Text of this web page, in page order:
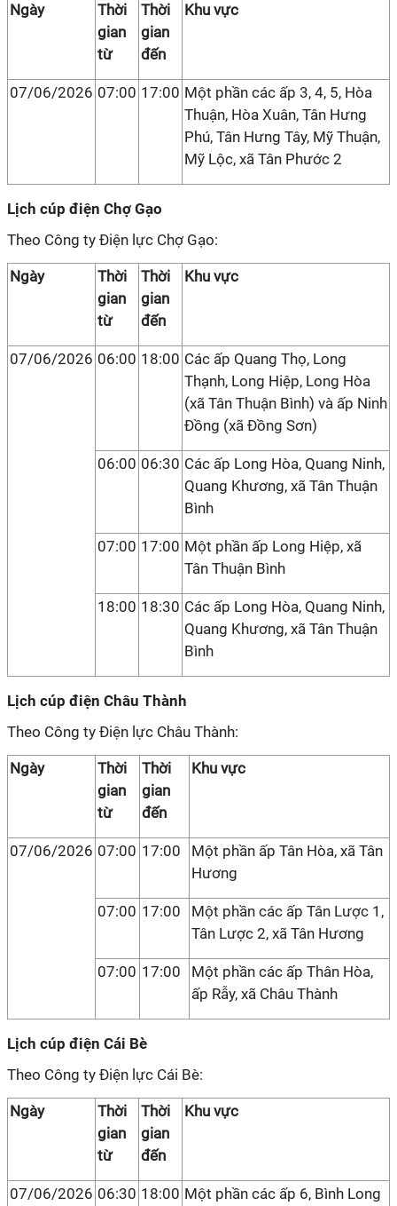
Ngày
Thời
gian
từ
Thời
gian
đến
Khu vực
07/06/2026 07:00 17:00 Một phần các ấp 3, 4, 5, Hòa
Thuận, Hòa Xuân, Tân Hưng
Phú, Tân Hưng Tây, Mỹ Thuận,
Mỹ Lộc, xã Tân Phước 2
Lịch cúp điện Chợ Gạo
Theo Công ty Điện lực Chợ Gạo:
Ngày
Thời
gian
từ
Thời
gian
đến
Khu vực
07/06/2026 06:00 18:00 Các ấp Quang Thọ, Long
Thạnh, Long Hiệp, Long Hòa
(xã Tân Thuận Bình) và ấp Ninh
Đồng (xã Đồng Sơn)
06:00 06:30 Các ấp Long Hòa, Quang Ninh,
Quang Khương, xã Tân Thuận
Bình
07:00 17:00 Một phần ấp Long Hiệp, xã
Tân Thuận Bình
18:00 18:30 Các ấp Long Hòa, Quang Ninh,
Quang Khương, xã Tân Thuận
Bình
Lịch cúp điện Châu Thành
Theo Công ty Điện lực Châu Thành:
Ngày
Thời
gian
từ
Thời
gian
đến
Khu vực
07/06/2026 07:00 17:00
Một phần ấp Tân Hòa, xã Tân
Hương
07:00 17:00
Một phần các ấp Tân Lược 1,
Tân Lược 2, xã Tân Hương
07:00 17:00
Một phần các ấp Thân Hòa,
ấp Rẫy, xã Châu Thành
Lịch cúp điện Cái Bè
Theo Công ty Điện lực Cái Bè:
Ngày
Thời
gian
từ
Thời
gian
đến
Khu vực
07/06/2026 06:30 18:00 Một phần các ấp 6, Bình Long